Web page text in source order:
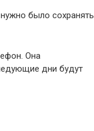
было сохранять
Она
дни будут